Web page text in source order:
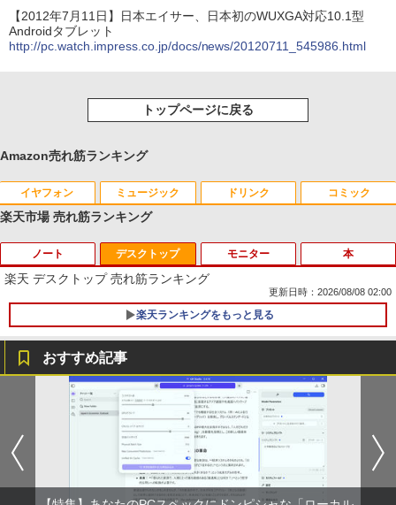
【2012年7月11日】日本エイサー、日本初のWUXGA対応10.1型
Androidタブレット
http://pc.watch.impress.co.jp/docs/news/20120711_545986.html
トップページに戻る
Amazon売れ筋ランキング
イヤフォン
Anker Soundcore P40i オフホワイト
￥7,990
￥5,990
Anker Soundcore Liberty 5 ミッドナイトブ
ラック
ミュージック
BRUCE WAYNE feat. Flo Milli, ATL Jacob
[Explicit]
￥250
[Explicit]
￥250
On My Road (Stadium ver.)
ドリンク
【Amazon.co.jp限定】 い・ろ・は・す 2L P
ET ラベルレス ×8本
￥1,112
富士山の天然水 バナジウム含有 水 ミネラル
ウォーター ペットボトル 静岡県産 500ミリリ
ットル (Smart Basic)
￥1,380
by Amazon 天然水ラベルレス 2L×9本
コミック
薬屋のひとりごと 17巻 (デジタル版ビッグガ
ンガンコミックス)
￥770
エース)
￥832
ONE PIECE モノクロ版 115 (ジャンプコミッ
クスDIGITAL)
楽天市場 売れ筋ランキング
ノート デスクトップ
楽天 デスクトップ 売れ筋ランキング
更新日時：2026/08/08 02:00
楽天ランキングをもっと見る
モニター
PHILIPS 241V8 LED液晶モニター 23.8
インチワイド ブラック 1920×1080 （フ
ルHD）16:9 IPSパネル 非光沢 ノングレ
ア 液晶ディスプレイ HDMI VGA VESA準
拠 PS4 switch 対応 スイッチ 【中古】
￥6,500
本
ギルティサークル（21） 【電子書籍】[
山本やみー ]
おすすめ記事